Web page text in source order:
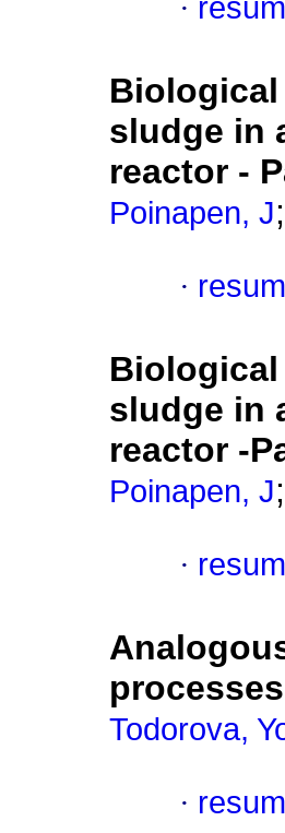
·
sludge in
reactor -
Poinapen, J;
·
sludge in
reactor -
Poinapen, J;
·
Todorova,
·